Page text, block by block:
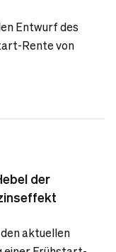
Entwurf des
Rente von
der
aktuellen